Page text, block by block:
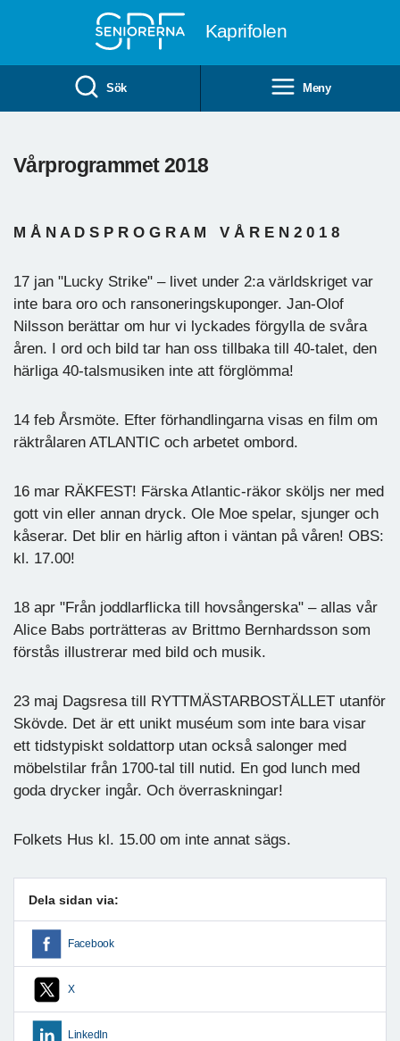
Kaprifolen
Sök Meny
Vårprogrammet 2018
M Å N A D S P R O G R A M V Å R E N 2 0 1 8
17 jan "Lucky Strike" – livet under 2:a världskriget var
inte bara oro och ransoneringskuponger. Jan-Olof
Nilsson berättar om hur vi lyckades förgylla de svåra
åren. I ord och bild tar han oss tillbaka till 40-talet, den
härliga 40-talsmusiken inte att förglömma!
14 feb Årsmöte. Efter förhandlingarna visas en film om
räktrålaren ATLANTIC och arbetet ombord.
16 mar RÄKFEST! Färska Atlantic-räkor sköljs ner med
gott vin eller annan dryck. Ole Moe spelar, sjunger och
kåserar. Det blir en härlig afton i väntan på våren! OBS:
kl. 17.00!
18 apr "Från joddlarflicka till hovsångerska" – allas vår
Alice Babs porträtteras av Brittmo Bernhardsson som
förstås illustrerar med bild och musik.
23 maj Dagsresa till RYTTMÄSTARBOSTÄLLET utanför
Skövde. Det är ett unikt muséum som inte bara visar
ett tidstypiskt soldattorp utan också salonger med
möbelstilar från 1700-tal till nutid. En god lunch med
goda drycker ingår. Och överraskningar!
Folkets Hus kl. 15.00 om inte annat sägs.
Dela sidan via:
Facebook
X
LinkedIn